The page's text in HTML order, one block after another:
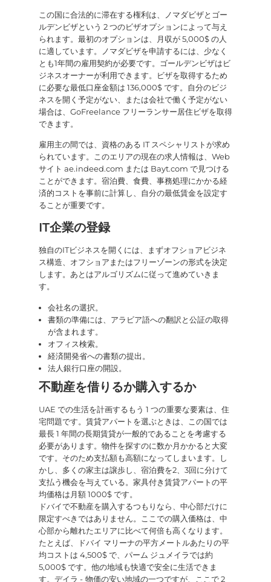
この国に合法的に滞在する権利は、ノマダビザとゴー
ルデンビザという 2 つのビザオプションによって与え
られます。最初のオプションは、月収が 5,000$ の人
に適しています。ノマダビザを申請するには、少なく
とも1年間の雇用契約が必要です。ゴールデンビザはビ
ジネスオーナーが利用できます。ビザを取得するため
に必要な最低口座金額は 136,000$ です。自分のビジ
ネスを開く予定がない、または会社で働く予定がない
場合は、GoFreelance フリーランサー居住ビザを取得
できます。
雇用主の間では、資格のある IT スペシャリストが求め
られています。このエリアの現在の求人情報は、Web
サイト ae.indeed.com または Bayt.com で見つける
ことができます。宿泊費、食費、事務処理にかかる経
済的コストを事前に計算し、自分の最低賃金を設定す
ることが重要です。
IT企業の登録
独自のITビジネスを開くには、まずオフショアビジネ
ス構造、オフショアまたはフリーゾーンの形式を決定
します。あとはアルゴリズムに従って進めていきま
す。
会社名の選択。
書類の準備には、アラビア語への翻訳と公証の取得
が含まれます。
オフィス検索。
経済開発省への書類の提出。
法人銀行口座の開設。
不動産を借りるか購入するか
UAE での生活を計画するもう 1 つの重要な要素は、住
宅問題です。賃貸アパートを選ぶときは、この国では
最長 1 年間の長期賃貸が一般的であることを考慮する
必要があります。物件を探すのに数か月かかると大変
です。そのため支払額も高額になってしまいます。し
かし、多くの家主は譲歩し、宿泊費を2、3回に分けて
支払う機会を与えている。家具付き賃貸アパートの平
均価格は月額 1000$ です。
ドバイで不動産を購入するつもりなら、中心部だけに
限定すべきではありません。ここでの購入価格は、中
心部から離れたエリアに比べて何倍も高くなります。
たとえば、ドバイ マリーナの平方メートルあたりの平
均コストは 4,500$ で、パーム ジュメイラでは約
5,000$ です。他の地域も快適で安全に生活できま
す。デイラ - 物価の安い地域の一つですが、ここで 2